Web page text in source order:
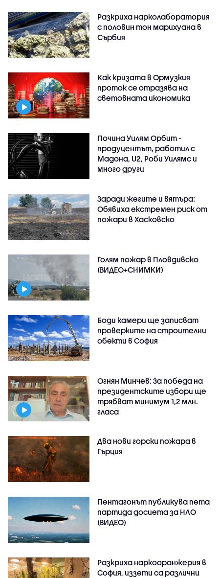
Разкриха нарколаборатория
с половин тон марихуана в
Сърбия
Как кризата в Ормузкия
проток се отразява на
световната икономика
Почина Уилям Орбит -
продуцентът, работил с
Мадона, U2, Роби Уилямс и
много други
Заради жегите и вятъра:
Обявиха екстремен риск от
пожари в Хасковско
Голям пожар в Пловдивско
(ВИДЕО+СНИМКИ)
Боди камери ще записват
проверките на строителни
обекти в София
Огнян Минчев: За победа на
президентските избори ще
трябват минимум 1,2 млн.
гласа
Два нови горски пожара в
Гърция
Пентагонът публикува пета
партида досиета за НЛО
(ВИДЕО)
Разкриха наркооранжерия в
София, иззети са различни